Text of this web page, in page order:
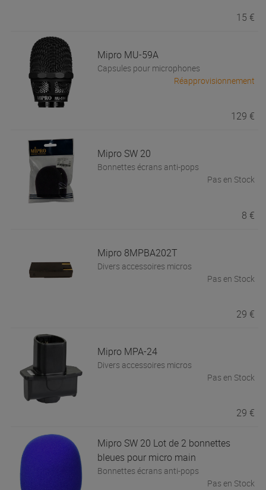
15 €
Capsules pour microphones
Mipro MU-59A
Réapprovisionnement
129 €
Bonnettes écrans anti-pops
MiproSW 20
Pas en Stock
8 €
Divers accessoires micros
Mipro 8MPBA202T
Pas en Stock
29 €
Divers accessoires micros
Mipro MPA-24
Pas en Stock
29 €
Bonnettes écrans anti-pops
MiproSW 20 Lot de 2 bonnettes
bleues pour micro main
Pas en Stock